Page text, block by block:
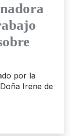
por la
Irene de